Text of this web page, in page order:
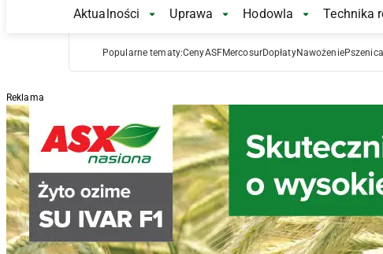
Aktualności Aktualności Submenu
Uprawa Uprawa Submenu
Hodowla Hodowla
Technika
Popularne tematy:CenyASFMercosurDopłatyNawożeniePszenica
Reklama